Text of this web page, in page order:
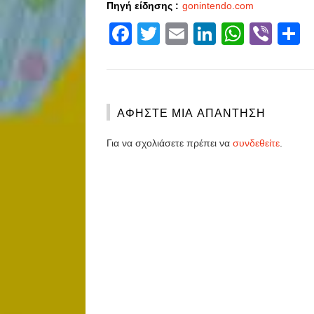
Πηγή είδησης : gonintendo.com
Facebook
Twitter
EmailLinkedIn
Viber
ΑΦΉΣΤΕ ΜΙΑ ΑΠΆΝΤΗΣΗ
Για να σχολιάσετε πρέπει να συνδεθείτε